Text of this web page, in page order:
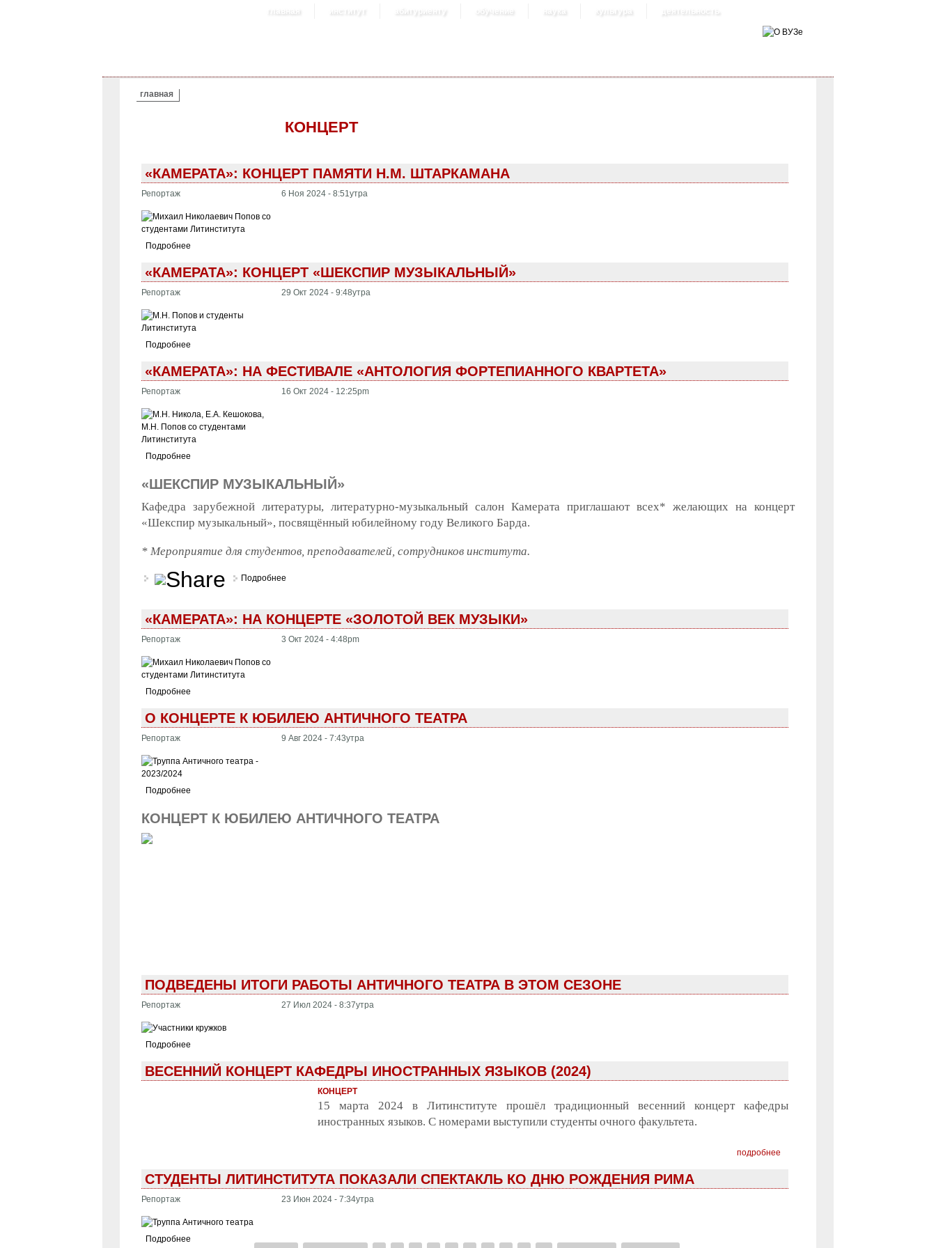
главная институт абитуриенту обучение наука культура деятельность
ВЫ ЗДЕСЬ
главная
КОНЦЕРТ
«КАМЕРАТА»: КОНЦЕРТ ПАМЯТИ Н.М. ШТАРКАМАНА
Репортаж 6 Ноя 2024 - 8:51утра
Подробнее
«КАМЕРАТА»: КОНЦЕРТ «ШЕКСПИР МУЗЫКАЛЬНЫЙ»
Репортаж 29 Окт 2024 - 9:48утра
Подробнее
«КАМЕРАТА»: НА ФЕСТИВАЛЕ «АНТОЛОГИЯ ФОРТЕПИАННОГО КВАРТЕТА»
Репортаж 16 Окт 2024 - 12:25pm
Подробнее
«ШЕКСПИР МУЗЫКАЛЬНЫЙ»
Кафедра зарубежной литературы, литературно-музыкальный салон Камерата приглашают всех* желающих на концерт
«Шекспир музыкальный», посвящённый юбилейному году Великого Барда.
* Мероприятие для студентов, преподавателей, сотрудников института.
Подробнее
«КАМЕРАТА»: НА КОНЦЕРТЕ «ЗОЛОТОЙ ВЕК МУЗЫКИ»
Репортаж 3 Окт 2024 - 4:48pm
Подробнее
О КОНЦЕРТЕ К ЮБИЛЕЮ АНТИЧНОГО ТЕАТРА
Репортаж 9 Авг 2024 - 7:43утра
Подробнее
КОНЦЕРТ К ЮБИЛЕЮ АНТИЧНОГО ТЕАТРА
ПОДВЕДЕНЫ ИТОГИ РАБОТЫ АНТИЧНОГО ТЕАТРА В ЭТОМ СЕЗОНЕ
Репортаж 27 Июл 2024 - 8:37утра
Подробнее
ВЕСЕННИЙ КОНЦЕРТ КАФЕДРЫ ИНОСТРАННЫХ ЯЗЫКОВ (2024)
КОНЦЕРТ
15 марта 2024 в Литинституте прошёл традиционный весенний концерт кафедры
иностранных языков. С номерами выступили студенты очного факультета.
подробнее
СТУДЕНТЫ ЛИТИНСТИТУТА ПОКАЗАЛИ СПЕКТАКЛЬ КО ДНЮ РОЖДЕНИЯ РИМА
Репортаж 23 Июн 2024 - 7:34утра
Подробнее